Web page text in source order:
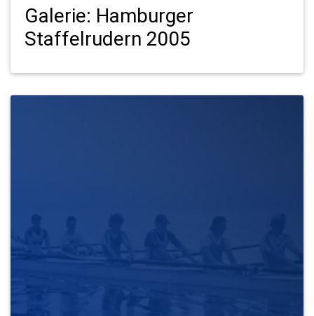
Galerie: Hamburger
Staffelrudern 2005